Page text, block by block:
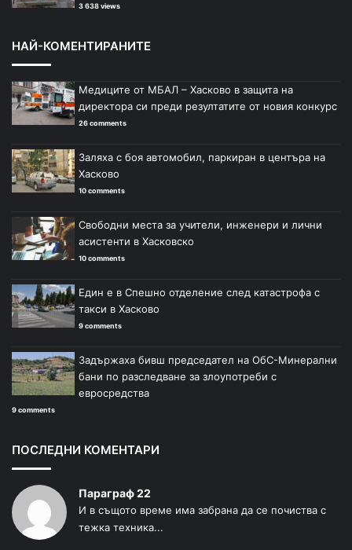
3 638 views
НАЙ-КОМЕНТИРАНИТЕ
Медиците от МБАЛ – Хасково в защита на
директора си преди резултатите от новия конкурс
26 comments
Заляха с боя автомобил, паркиран в центъра на
Хасково
10 comments
Свободни места за учители, инженери и лични
асистенти в Хасковско
10 comments
Един е в Спешно отделение след катастрофа с
такси в Хасково
9 comments
Задържаха бивш председател на ОбС-Минерални
бани по разследване за злоупотреби с
евросредства
9 comments
ПОСЛЕДНИ КОМЕНТАРИ
Параграф 22
И в същото време има забрана да се почиства с
тежка техника...